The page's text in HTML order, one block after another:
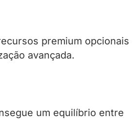
premium opcionais
avançada.
um equilíbrio entre